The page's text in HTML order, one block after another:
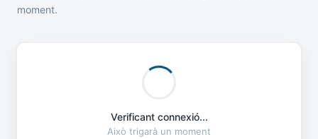
moment.
Verificant connexió...
Això trigarà un moment